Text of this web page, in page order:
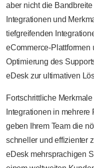
aber nicht die
Integrationen und
tiefgreifenden
eCommerce-Plattformen
Optimierung des
eDesk zur ultimativen
Fortschrittliche
Integrationen in
geben Ihrem Team die
schneller und effizienter
eDesk mehrsprachigen